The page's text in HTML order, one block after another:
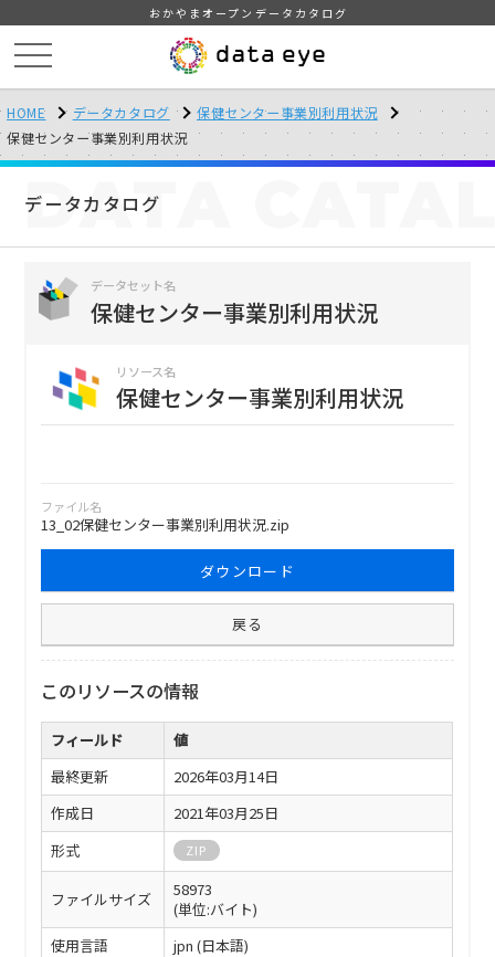
おかやまオープンデータカタログ
HOME データカタログ
保健センター事業別利用状況
保健センター事業別利用状況
データカタログ
DATA
データセット名
保健センター事業別利用状況
リソース名
保健センター事業別利用状況
ファイル名
13_02保健センター事業別利用状況.zip
ダウンロード
戻る
このリソースの情報
フィールド
値
最終更新
2026年03月14日
作成日
2021年03月25日
形式
ZIP
ファイルサイズ
58973
(単位:バイト)
使用言語
jpn (日本語)